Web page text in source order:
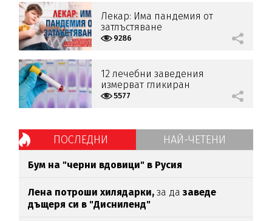
Лекар: Има пандемия от
затлъстяване
9286
12 лечебни заведения
измерват гликиран
хемоглобин за превенция на
5577
ПОСЛЕДНИ НАЙ-ЧЕТЕНИ
Бум на "черни вдовици" в Русия
Лена потроши хилядарки,за да заведе
дъщеря си в "Дисниленд"